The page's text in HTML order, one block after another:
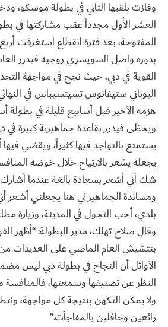
وفازت بلقبها الثاني في بطولة موسكو،
العشر الأُول مجدداً عقب مشاركتها في
المفتوحة، بعد فترة انقطاع استغرقت
بدوره واصل السويسري روجيه فيدرر
القوية في دبي، حيث نجح في مواجهة
اليوناني ستيفانوس تسيتسيباس في
هزمه الأخير قبل أسابيع قليلة في بطولة
ويحظى فيدرر بقاعدة جماهيرية كبيرة في
يستمتع بالتواجد فيها كثيراً، ويقضي فيها
يجعله يشعر بالارتياح خلال خوضه
شك أني أشعر بسعادة بالغة عندما أشارك
ومساندة الجماهير لي هنا يجعلني أشعر
بلدي، أحب التجول في المدينة، وزيارة
وقال صلاح تهلك، مدير البطولة: “أظهر
بنتشيش العام الماضي على العديدات
الأوائل أن النجاح في بطولة دبي ليس
النظر عن تصنيفها وسمعتها، فالمنافسة
ولا يمكن التكهن بنتيجة كل مواجهة،
رائعين وحافلين بالمفاجآت.”